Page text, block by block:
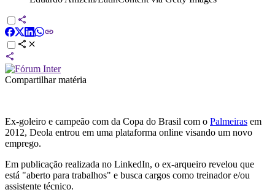
Compartilhar matéria
Ex-goleiro e campeão com da Copa do Brasil com o Palmeiras em
2012, Deola entrou em uma plataforma online visando um novo
emprego.
Em publicação realizada no LinkedIn, o ex-arqueiro revelou que
está "aberto para trabalhos" e busca cargos como treinador e/ou
assistente técnico.